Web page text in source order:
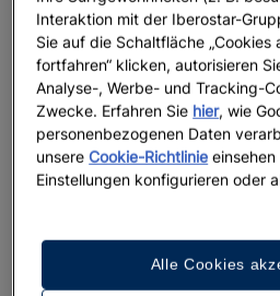
Ein Rundgang durch
Interaktion mit der Iberostar-
Sie auf die Schaltfläche „Cookies
fortfahren“ klicken, autorisieren
Analyse-, Werbe- und Tracking-
Zwecke. Erfahren Sie hier, wie
personenbezogenen Daten
unsereCookie-Richtlinie
Einstellungen konfigurieren oder
Alle Cookies